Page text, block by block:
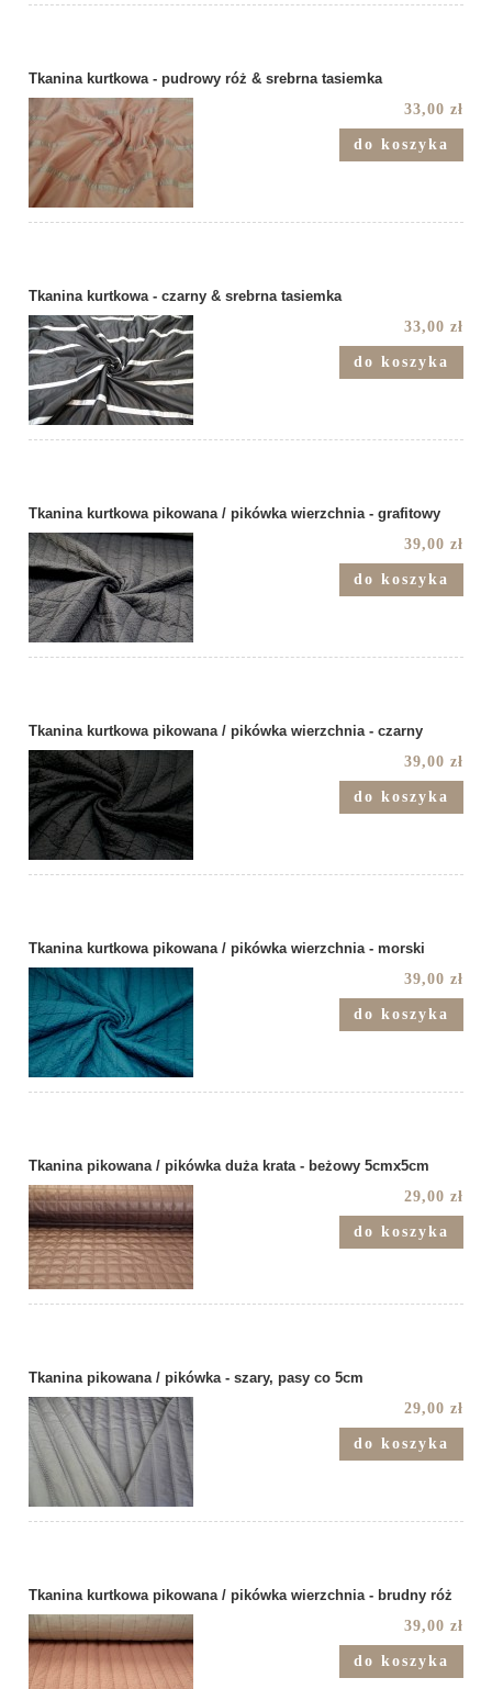
Tkanina kurtkowa - pudrowy róż & srebrna tasiemka
33,00 zł
do koszyka
Tkanina kurtkowa - czarny & srebrna tasiemka
33,00 zł
do koszyka
Tkanina kurtkowa pikowana / pikówka wierzchnia - grafitowy
39,00 zł
do koszyka
Tkanina kurtkowa pikowana / pikówka wierzchnia - czarny
39,00 zł
do koszyka
Tkanina kurtkowa pikowana / pikówka wierzchnia - morski
39,00 zł
do koszyka
Tkanina pikowana / pikówka duża krata - beżowy 5cmx5cm
29,00 zł
do koszyka
Tkanina pikowana / pikówka - szary, pasy co 5cm
29,00 zł
do koszyka
Tkanina kurtkowa pikowana / pikówka wierzchnia - brudny róż
39,00 zł
do koszyka